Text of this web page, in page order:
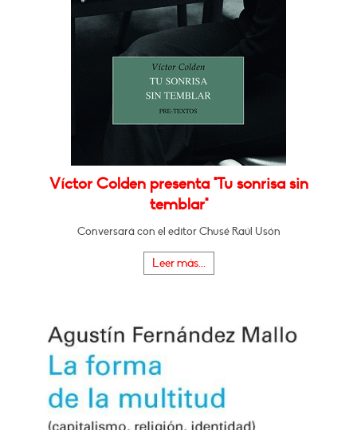
Víctor Colden presenta "Tu sonrisa sin
temblar"
Conversará con el editor Chusé Raúl Usón
Leer más...